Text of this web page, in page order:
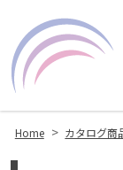
Home > カタログ商
Site
Footer